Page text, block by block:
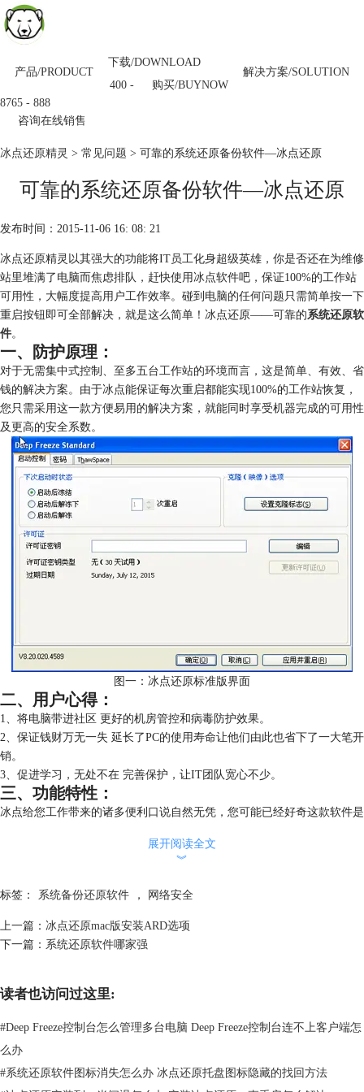
产品/PRODUCT 解决方案/SOLUTION
下载/DOWNLOAD
购买/BUYNOW
400 -
8765 - 888
咨询在线销售
冰点还原精灵 > 常见问题 > 可靠的系统还原备份软件—冰点还原
可靠的系统还原备份软件—冰点还原
发布时间：2015-11-06 16: 08: 21
冰点还原精灵以其强大的功能将IT员工化身超级英雄，你是否还在为维修
站里堆满了电脑而焦虑排队，赶快使用冰点软件吧，保证100%的工作站
可用性，大幅度提高用户工作效率。碰到电脑的任何问题只需简单按一下
重启按钮即可全部解决，就是这么简单！冰点还原——可靠的系统还原软
件。
一、防护原理：
对于无需集中式控制、至多五台工作站的环境而言，这是简单、有效、省
钱的解决方案。由于冰点能保证每次重启都能实现100%的工作站恢复，
您只需采用这一款方便易用的解决方案，就能同时享受机器完成的可用性
及更高的安全系数。
图一：冰点还原标准版界面
二、用户心得：
1、将电脑带进社区 更好的机房管控和病毒防护效果。
2、保证钱财万无一失 延长了PC的使用寿命让他们由此也省下了一大笔开
销。
3、促进学习，无处不在 完善保护，让IT团队宽心不少。
三、功能特性：
冰点给您工作带来的诸多便利口说自然无凭，您可能已经好奇这款软件是
图二：登录界面
展开阅读全文
︾
标签： 系统备份还原软件 ， 网络安全
上一篇： 冰点还原mac版安装ARD选项
下一篇： 系统还原软件哪家强
读者也访问过这里:
#Deep Freeze控制台怎么管理多台电脑 Deep Freeze控制台连不上客户端怎
么办
#系统还原软件图标消失怎么办 冰点还原托盘图标隐藏的找回方法